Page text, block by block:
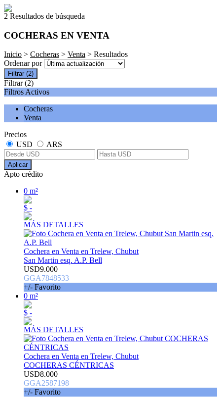
2 Resultados de búsqueda
COCHERAS EN VENTA
Inicio > Cocheras > Venta > Resultados
Ordenar por
Filtrar (2)
Filtrar (2)
Filtros Activos
Cocheras
Venta
Precios
USD
ARS
Aplicar
Apto crédito
0 m²
$ -
MÁS DETALLES
Cochera en Venta en Trelew, Chubut
San Martin esq. A.P. Bell
USD9.000
GGA7848533
+/- Favorito
0 m²
$ -
MÁS DETALLES
Cochera en Venta en Trelew, Chubut
COCHERAS CÉNTRICAS
USD8.000
GGA2587198
+/- Favorito